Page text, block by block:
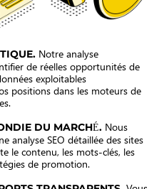
Notre analyse
de réelles opportunités de
exploitables
positions dans les moteurs de
DU MARCHÉ. Nous
analyse SEO détaillée des sites
le contenu, les mots-clés, les
de promotion.